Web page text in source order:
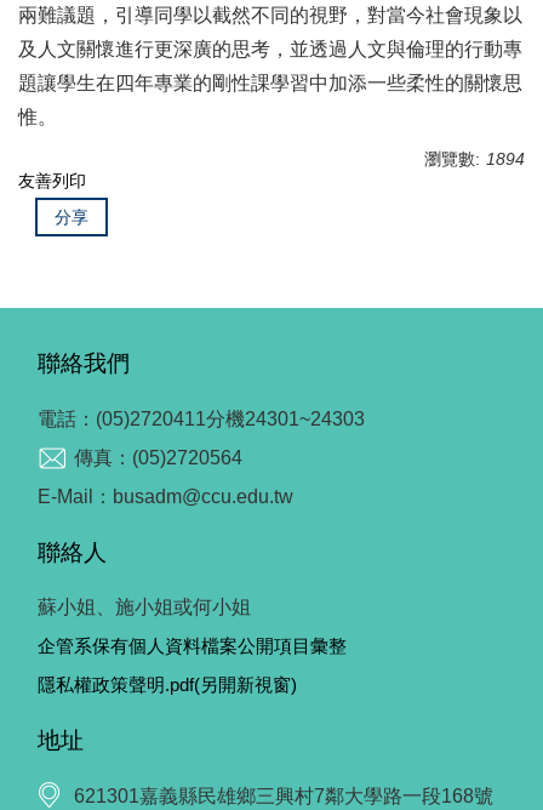
兩難議題，引導同學以截然不同的視野，對當今社會現象以
及人文關懷進行更深廣的思考，並透過人文與倫理的行動專
題讓學生在四年專業的剛性課學習中加添一些柔性的關懷思
惟。
瀏覽數: 1894
友善列印
分享
聯絡我們
電話：(05)2720411分機24301~24303
傳真：(05)2720564
E-Mail：busadm@ccu.edu.tw
聯絡人
蘇小姐、施小姐或何小姐
企管系保有個人資料檔案公開項目彙整
隱私權政策聲明.pdf(另開新視窗)
地址
621301嘉義縣民雄鄉三興村7鄰大學路一段168號